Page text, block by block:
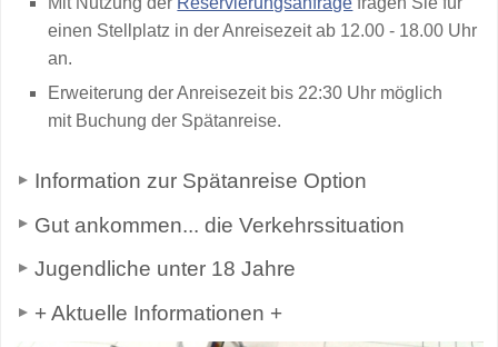
einen Stellplatz in der Anreisezeit ab 12.00 - 18.00 Uhr
an.
Erweiterung der Anreisezeit bis 22:30 Uhr möglich
mit Buchung der Spätanreise.
Information zur Spätanreise Option
Gut ankommen... die Verkehrssituation
Jugendliche unter 18 Jahre
+ Aktuelle Informationen +